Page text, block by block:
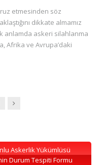
etmesinden söz
dikkate almamız
anlamda askeri silahlanma
Afrika ve Avrupa’daki
Next
Askerlik Yükümlüsü
Durum Tespiti Formu